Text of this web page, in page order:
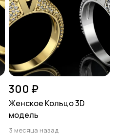
300 ₽
Женское Кольцо 3D
модель
3 месяца назад